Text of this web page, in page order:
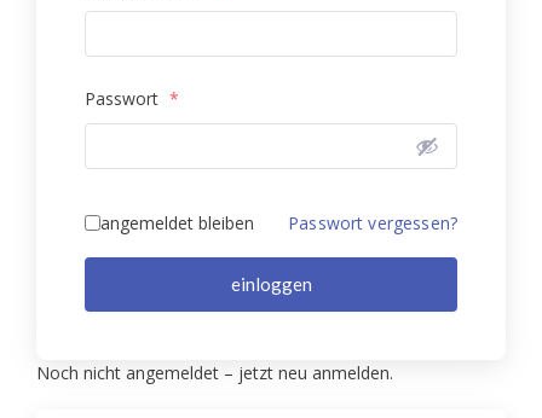
Passwort *
angemeldet bleiben Passwort vergessen?
einloggen
Noch nicht angemeldet – jetzt neu anmelden.